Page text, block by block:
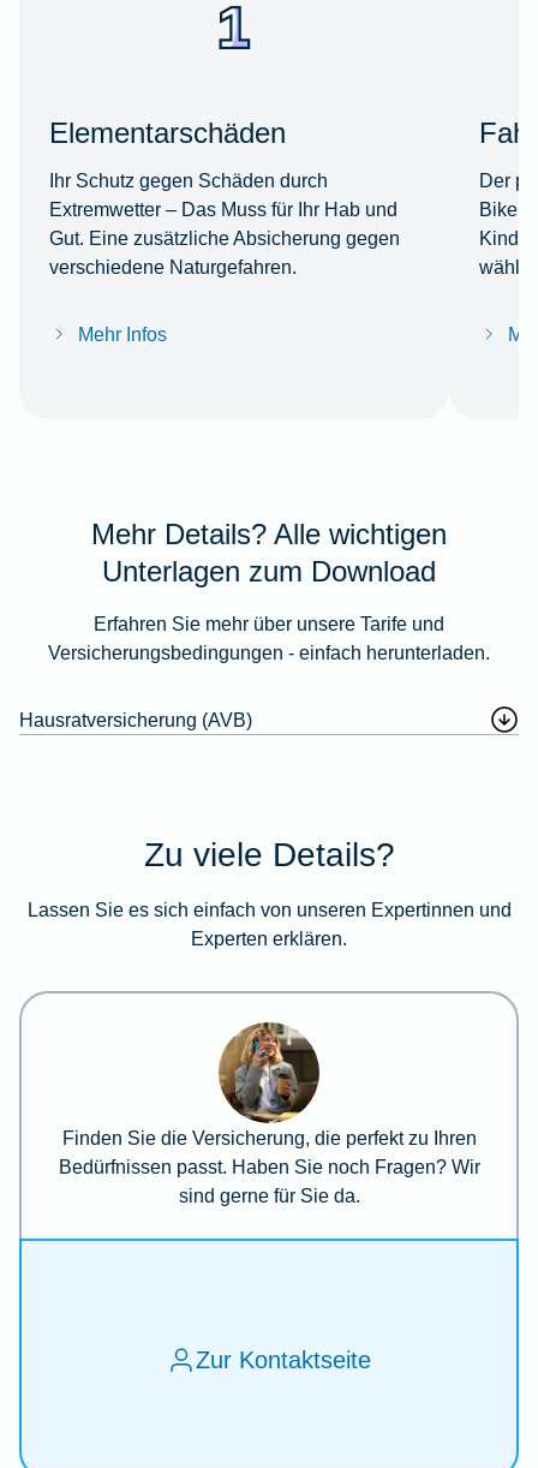
Elementarschäden
Ihr Schutz gegen Schäden durch
Extremwetter – Das Muss für Ihr Hab und
Gut. Eine zusätzliche Absicherung gegen
verschiedene Naturgefahren.
Mehr Infos
Der
Bike
Mehr Details? Alle wichtigen
Unterlagen zum Download
Erfahren Sie mehr über unsere Tarife und
Versicherungsbedingungen - einfach herunterladen.
Hausratversicherung (AVB)
Zu viele Details?
Lassen Sie es sich einfach von unseren Expertinnen und
Experten erklären.
Finden Sie die Versicherung, die perfekt zu Ihren
Bedürfnissen passt. Haben Sie noch Fragen? Wir
sind gerne für Sie da.
Zur Kontaktseite